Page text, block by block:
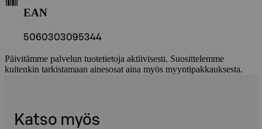
EAN
5060303095344
Päivitämme palvelun tuotetietoja aktiivisesti. Suosittelemme
kuitenkin tarkistamaan ainesosat aina myös myyntipakkauksesta.
Katso myös